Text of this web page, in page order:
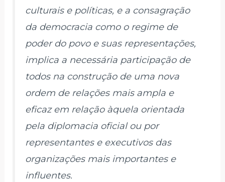
culturais e políticas, e a consagração
da democracia como o regime de
poder do povo e suas representações,
implica a necessária participação de
todos na construção de uma nova
ordem de relações mais ampla e
eficaz em relação àquela orientada
pela diplomacia oficial ou por
representantes e executivos das
organizações mais importantes e
influentes.